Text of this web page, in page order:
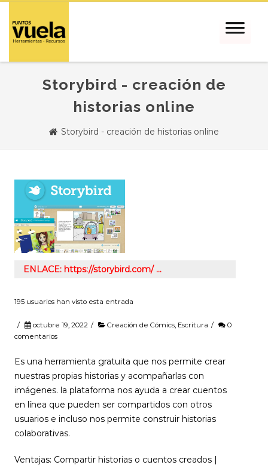
Storybird - creación de
historias online
Storybird - creación de historias online
ENLACE: https://storybird.com/ …
195 usuarios han visto esta entrada
/ octubre 19, 2022 / Creación de Cómics, Escritura /
0
comentarios
Es una herramienta gratuita que nos permite crear
nuestras propias historias y acompañarlas con
imágenes. la plataforma nos ayuda a crear cuentos
en línea que pueden ser compartidos con otros
usuarios e incluso nos permite construir historias
colaborativas.
Ventajas: Compartir historias o cuentos creados |